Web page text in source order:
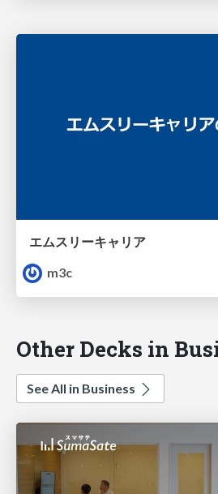
エムスリーキャリア
m3c
Other Decks in
See All in Business